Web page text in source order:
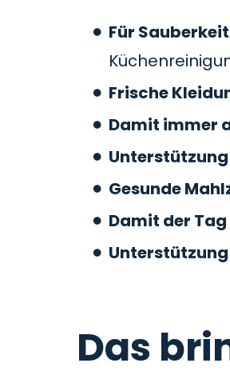
Für
Frische
Damit immer
Gesunde
Damit der
Das